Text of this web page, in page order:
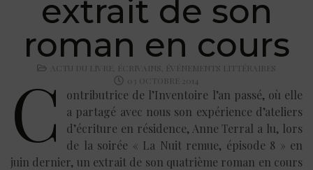
extrait de son
roman en cours
ACTU DU LIVRE ÉCRIVAINS ÉVÉNEMENTS LITTÉRAIRES
03 OCTOBRE 2014
C
ontributrice de l’Inventoire l’an passé, où elle
a partagé avec nous son expérience d’ateliers
d’écriture en résidence, Anne Terral a lu, lors
de la soirée « La Nuit remue, épisode 8 » en
juin dernier, un extrait de son quatrième roman en cours